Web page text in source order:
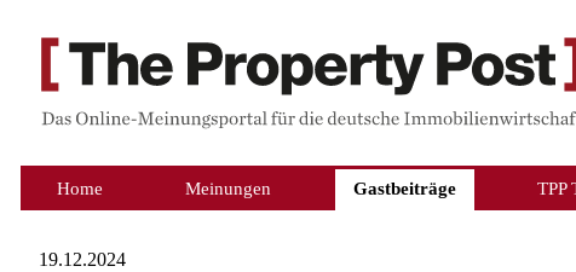
Home Meinungen Gastbeiträge TPP
19.12.2024